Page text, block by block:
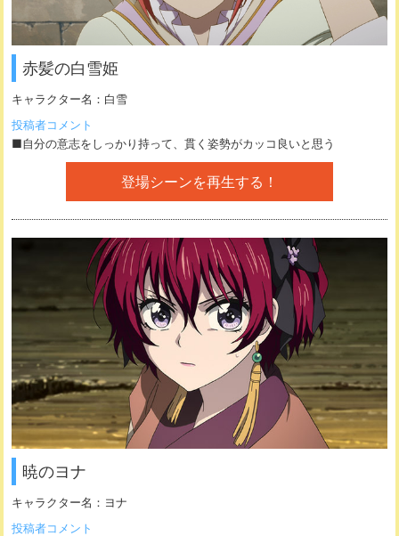
赤髪の白雪姫
キャラクター名： 白雪
投稿者コメント
■自分の意志をしっかり持って、貫く姿勢がカッコ良いと思う
登場シーンを再生する！
暁のヨナ
キャラクター名： ヨナ
投稿者コメント